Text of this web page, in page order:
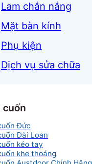
Lam chắn nắng
Mặt bàn kính
Phụ kiện
Dịch vụ sửa chữa
cuốn
Đức
Đài Loan
kéo tay
khe thoáng